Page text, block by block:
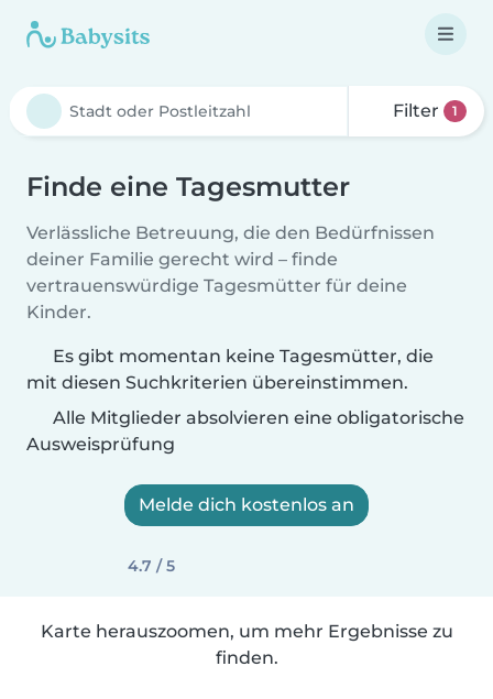
Filter 1
Finde eine Tagesmutter
Verlässliche Betreuung, die den Bedürfnissen
deiner Familie gerecht wird – finde
vertrauenswürdige Tagesmütter für deine
Kinder.
Es gibt momentan keine Tagesmütter, die
mit diesen Suchkriterien übereinstimmen.
Alle Mitglieder absolvieren eine obligatorische
Ausweisprüfung
Melde dich kostenlos an
4.7 / 5
Karte herauszoomen, um mehr Ergebnisse zu
finden.